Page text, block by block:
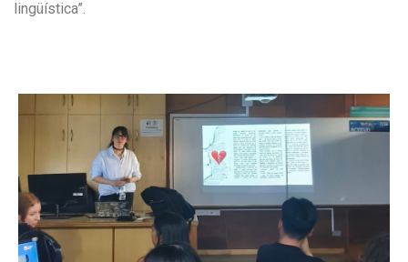
lingüística”.